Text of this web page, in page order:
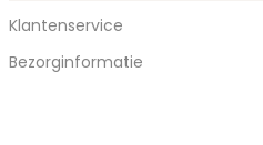
Klantenservice
Bezorginformatie